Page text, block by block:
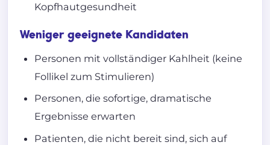
Kopfhautgesundheit
Weniger geeignete Kandidaten
Personen mit vollständiger Kahlheit (keine
Follikel zum Stimulieren)
Personen, die sofortige, dramatische
Ergebnisse erwarten
Patienten, die nicht bereit sind, sich auf